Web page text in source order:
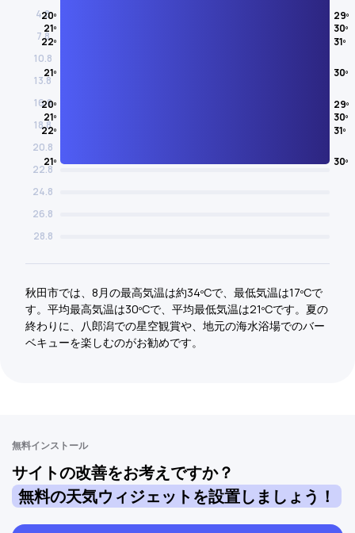
4.8
7.8
10.8
20º 29º
13.8
21º 30º
16.8
22º 31º
18.8
21º 30º
20.8
20º 29º
22.8
21º 30º
24.8
22º 31º
26.8
21º 30º
28.8
秋田市では、8月の最高気温は約34ºCで、最低気温は17ºCで
す。平均最高気温は30ºCで、平均最低気温は21ºCです。夏の
終わりに、八郎潟での星空観賞や、地元の海水浴場でのバー
ベキューを楽しむのがお勧めです。
無料インストール
サイトの改善をお考えですか？
無料の天気ウィジェットを設置しましょう！